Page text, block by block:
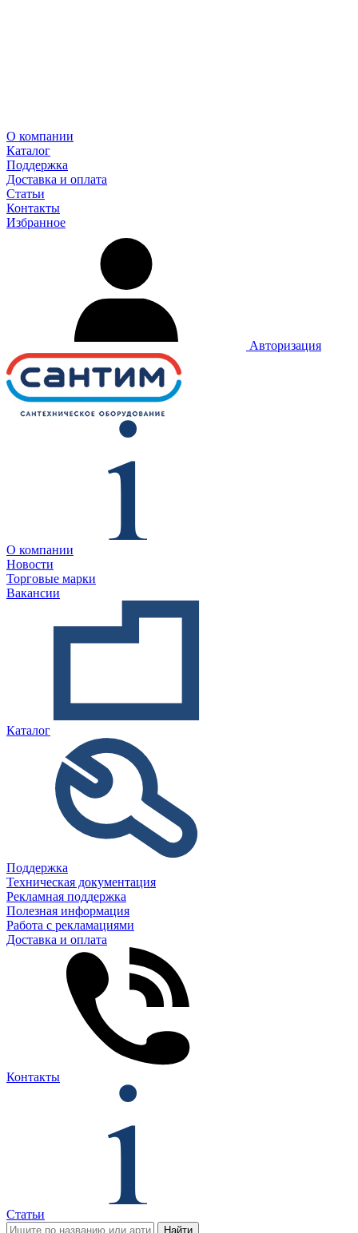
О компании
Каталог
Поддержка
Доставка и оплата
Статьи
Контакты
Избранное
Авторизация
О компании
Новости
Торговые марки
Вакансии
Каталог
Поддержка
Техническая документация
Рекламная поддержка
Полезная информация
Работа с рекламациями
Доставка и оплата
Контакты
Статьи
Найти